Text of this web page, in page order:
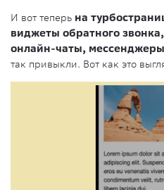
И вот теперь на
виджеты обратного
онлайн-чаты,
так привыкли. Вот как это